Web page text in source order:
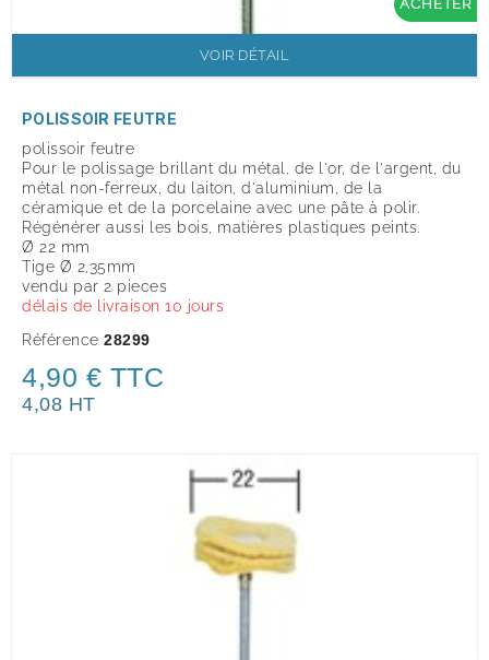
ACHETER
VOIR DÉTAIL
POLISSOIR FEUTRE
polissoir feutre
Pour le polissage brillant du métal, de l'or, de l'argent, du
métal non-ferreux, du laiton, d'aluminium, de la
céramique et de la porcelaine avec une pâte à polir.
Régénérer aussi les bois, matières plastiques peints.
Ø 22 mm
Tige Ø 2,35mm
vendu par 2 pieces
délais de livraison 10 jours
Référence 28299
4,90 € TTC
4,08 HT